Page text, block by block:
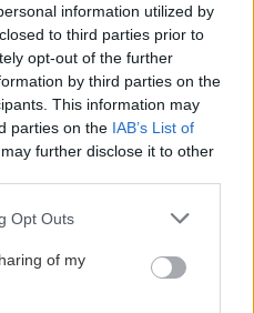
information utilized by
to third parties prior to
opt-out of the further
by third parties on the
This information may
parties on the IAB’s List of
further disclose it to other
uses one or more Google
behaviour. You may click to
and its third-party tags to
purposes in below Google
Opt Outs
of my